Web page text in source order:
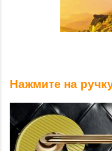
Нажмите на